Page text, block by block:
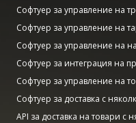
Софтуер за управление на
Софтуер за управление на
Софтуер за управление на
Софтуер за интеграция на
Софтуер за управление на
Софтуер за доставка с
API за доставка на товари с